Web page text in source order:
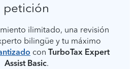
petición
ilimitado, una revisión
bilingüe y tu máximo
con TurboTax Expert
Assist Basic.